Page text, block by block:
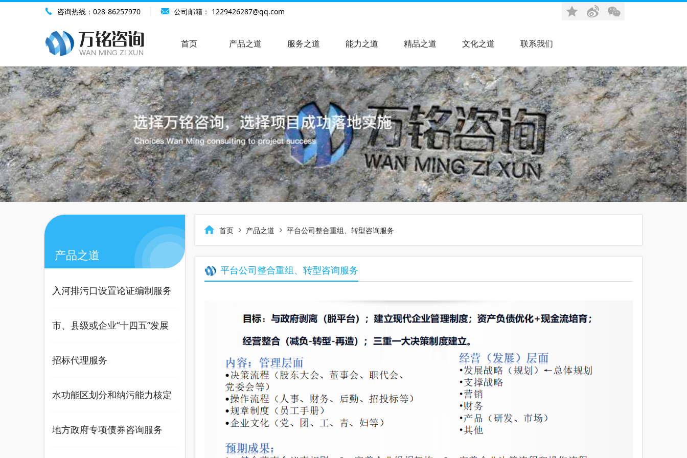
咨询热线： 028-86257970 公司邮箱： 1229426287@qq.com
首页 产品之道 服务之道 能力之道 精品之道 文化之道 联系我们
产品之道
入河排污口设置论证编制服务
采购
市、县级或企业“十四五”发展
规划编制咨询服务
招标代理服务
水功能区划分和纳污能力核定
实施方案编制
地方政府专项债券咨询服务
首页 产品之道 平台公司整合重组、转型咨询服务
平台公司整合重组、转型咨询服务